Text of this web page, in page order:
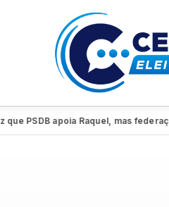
apoia Raquel, mas federação